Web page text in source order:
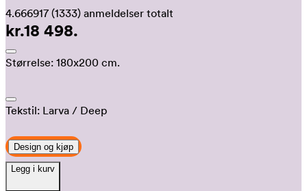
4.666917 (1333) anmeldelser totalt
kr.18 498.
Størrelse: 180x200 cm.
Tekstil: Larva / Deep
Design og kjøp
Legg i kurv